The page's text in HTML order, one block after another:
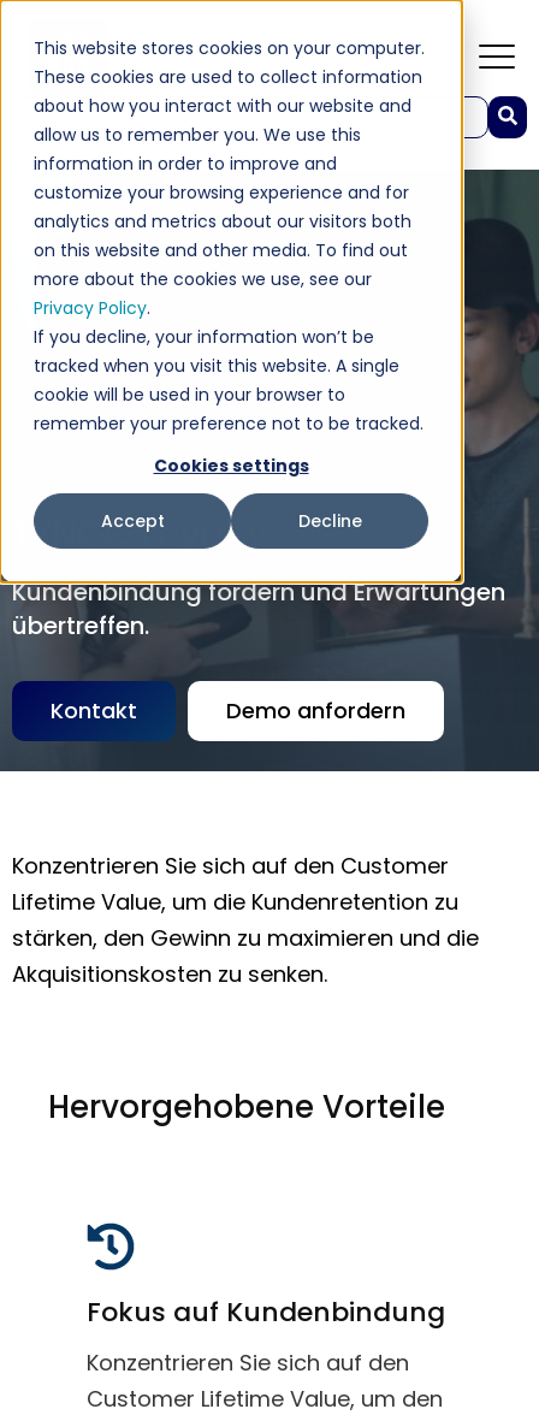
This website stores cookies on your computer.
These cookies are used to collect information
about how you interact with our website and
allow us to remember you. We use this
information in order to improve and
customize your browsing experience and for
analytics and metrics about our visitors both
on this website and other media. To find out
more about the cookies we use, see our
Privacy Policy.
If you decline, your information won’t be
tracked when you visit this website. A single
cookie will be used in your browser to
remember your preference not to be tracked.
Cookies settings
Accept Decline
Dies ist ein Suchfeld mit einer automatischen Vorschlagsfunktion.
Es gibt keine Vorschläge, da das Suchfeld leer ist.
TYNGO Loyalty
Kundenbindung fördern und Erwartungen
übertreffen.
Kontakt Demo anfordern
Konzentrieren Sie sich auf den Customer
Lifetime Value, um die Kundenretention zu
stärken, den Gewinn zu maximieren und die
Akquisitionskosten zu senken.
Hervorgehobene Vorteile
Fokus auf Kundenbindung
Konzentrieren Sie sich auf den
Customer Lifetime Value, um den